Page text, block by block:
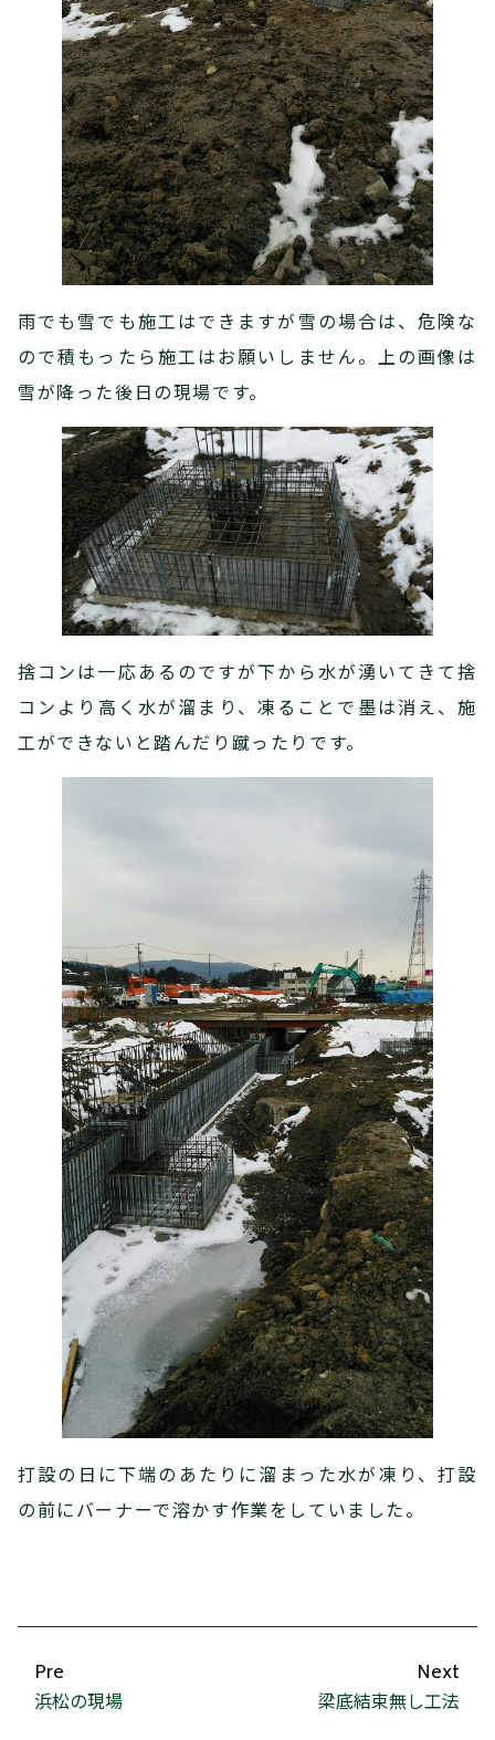
雨でも雪でも施工はできますが雪の場合は、危険な
ので積もったら施工はお願いしません。上の画像は
雪が降った後日の現場です。
捨コンは一応あるのですが下から水が湧いてきて捨
コンより高く水が溜まり、凍ることで墨は消え、施
工ができないと踏んだり蹴ったりです。
打設の日に下端のあたりに溜まった水が凍り、打設
の前にバーナーで溶かす作業をしていました。
Pre
浜松の現場
Next
梁底結束無し工法